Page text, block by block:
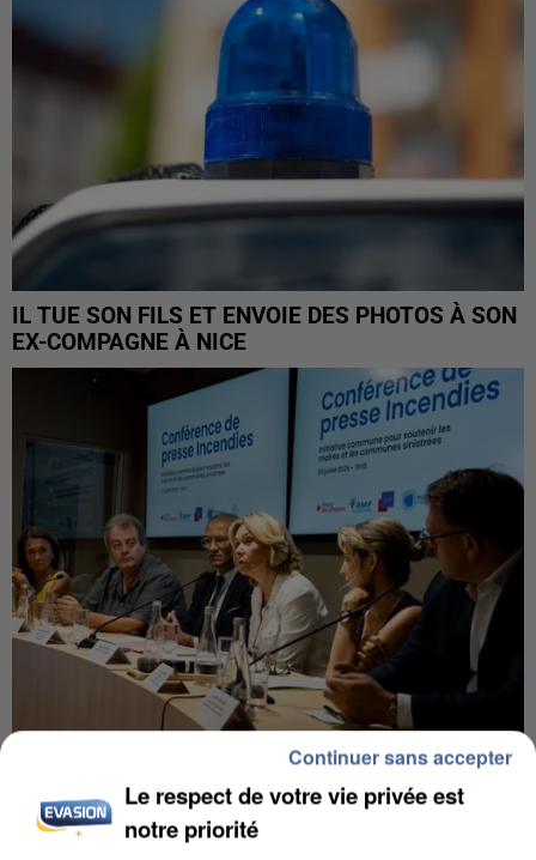
IL TUE SON FILS ET ENVOIE DES PHOTOS À SON
EX-COMPAGNE À NICE
INCENDIES : L’ÎLE-DE-FRANCE LANCE UN ÉLAN
DE SOLIDARITÉ AVEC LES...
Le respect de votre vie privée est
notre priorité
Continuer sans accepter